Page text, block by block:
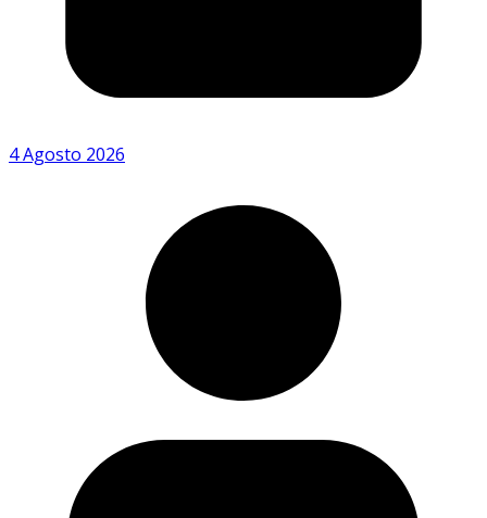
4 Agosto 2026